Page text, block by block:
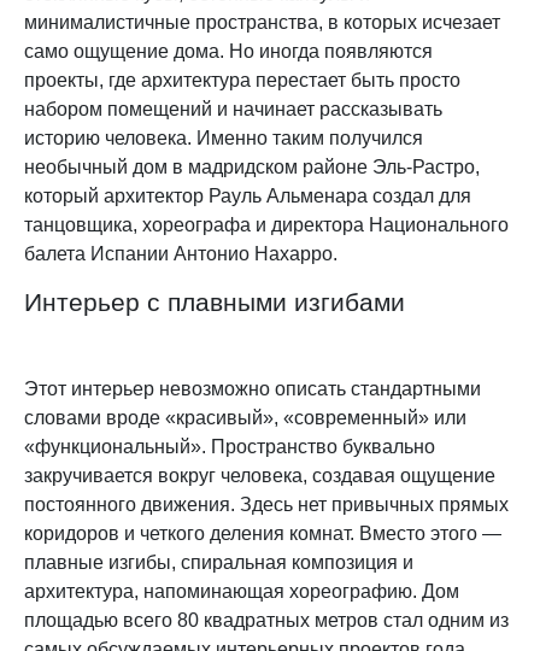
минималистичные пространства, в которых исчезает
само ощущение дома. Но иногда появляются
проекты, где архитектура перестает быть просто
набором помещений и начинает рассказывать
историю человека. Именно таким получился
необычный дом в мадридском районе Эль-Растро,
который архитектор Рауль Альменара создал для
танцовщика, хореографа и директора Национального
балета Испании Антонио Нахарро.
Интерьер с плавными изгибами
Этот интерьер невозможно описать стандартными
словами вроде «красивый», «современный» или
«функциональный». Пространство буквально
закручивается вокруг человека, создавая ощущение
постоянного движения. Здесь нет привычных прямых
коридоров и четкого деления комнат. Вместо этого —
плавные изгибы, спиральная композиция и
архитектура, напоминающая хореографию. Дом
площадью всего 80 квадратных метров стал одним из